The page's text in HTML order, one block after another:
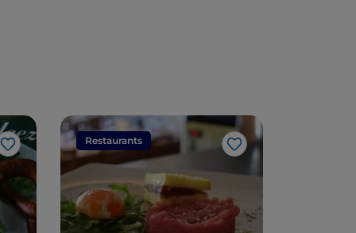
Like
Restaurants
Like